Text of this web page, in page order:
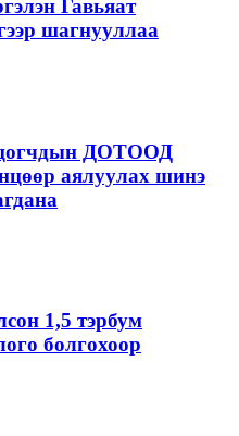
Гавьяат
шагнууллаа
ДОТООД
аялуулах шинэ
1,5 тэрбум
болгохоор